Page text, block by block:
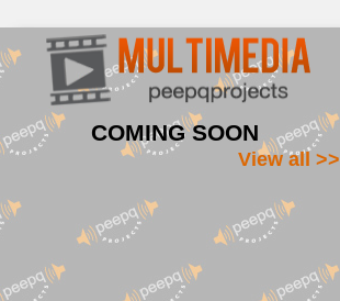
COMING SOON
View all >>